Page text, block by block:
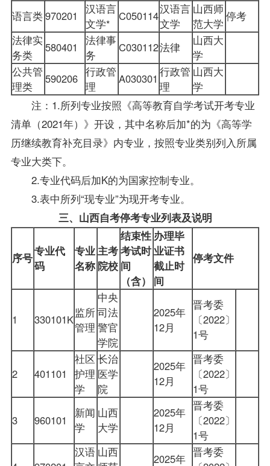
语言类970201
汉语言
文学*
C050114汉语言
文学
山西师
范大学
停考
法律实
务类
580401
法律事
务
C030112法律
山西大
学
公共管
理类
590206 行政管
理
A030301 行政管
理
山西大
学
注：1.所列专业按照《高等教育自学考试开考专业
清单（2021年）》开设，其中名称后加*的为《高等学
历继续教育补充目录》内专业，按照专业类别列入所属
专业大类下。
2.专业代码后加K的为国家控制专业。
3.表中所列“现专业”为现开考专业。
三、 山西自考停考专业列表及说明
序号专业代
码
专业
名称
主考
院校
结束性
考试时
间
（含）
办理毕
业证书
截止时
间
停考文件
1 330101K监所
管理
中央
司法
警官
学院
2025年
12月
晋考委
〔2022〕
1号
2 401101
社区
护理
学
长治
医学
院
2025年
12月
晋考委
〔2022〕
1号
3 960101
新闻
学
山西
大学
2025年
12月
晋考委
〔2022〕
1号
汉语 山西
2025年 晋考委